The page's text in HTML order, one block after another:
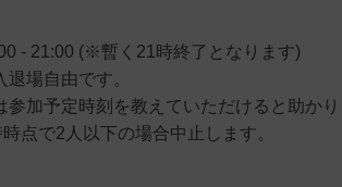
- 21:00 (※暫く21時終了となります)
場自由です。
参加予定時刻を教えていただけると助か
点で2人以下の場合中止します。